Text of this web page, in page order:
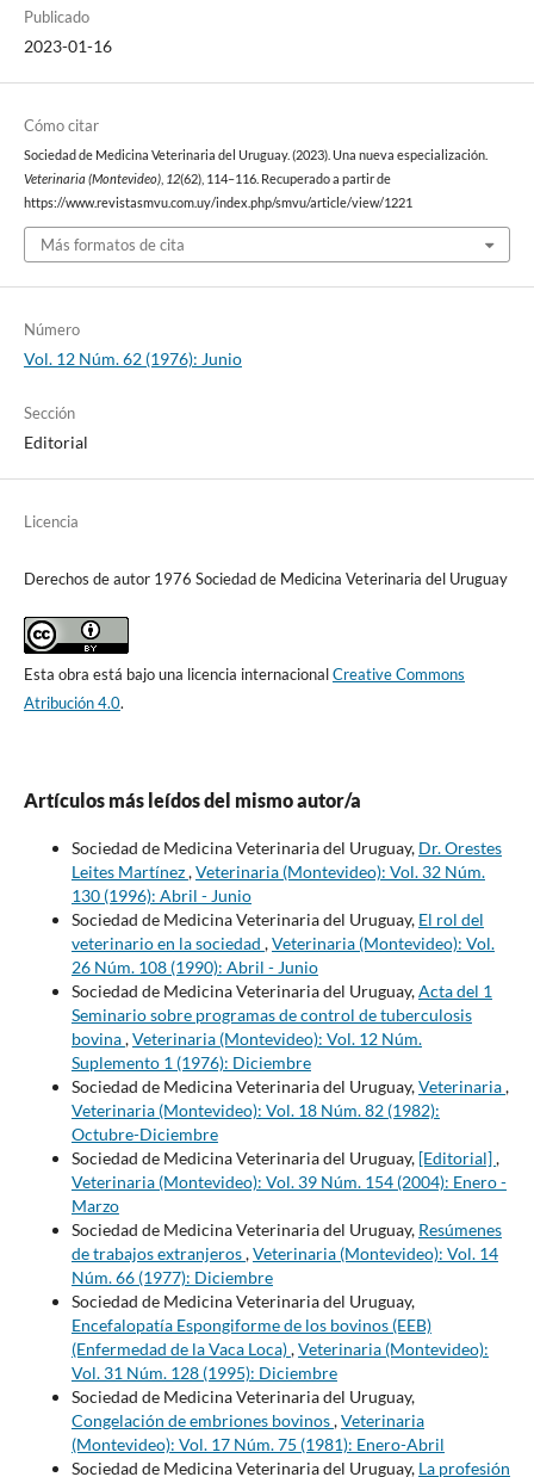
Publicado
2023-01-16
Cómo citar
Sociedad de Medicina Veterinaria del Uruguay. (2023). Una nueva especialización.
Veterinaria (Montevideo), 12(62), 114–116. Recuperado a partir de
https://www.revistasmvu.com.uy/index.php/smvu/article/view/1221
Más formatos de cita
Número
Vol. 12 Núm. 62 (1976): Junio
Sección
Editorial
Licencia
Derechos de autor 1976 Sociedad de Medicina Veterinaria del Uruguay
Esta obra está bajo una licencia internacionalCreative Commons
Atribución 4.0.
Artículos más leídos del mismo autor/a
Sociedad de Medicina Veterinaria del Uruguay, Dr. Orestes
Leites Martínez,Veterinaria (Montevideo): Vol. 32 Núm.
130 (1996): Abril - Junio
Sociedad de Medicina Veterinaria del Uruguay, El rol del
veterinario en la sociedad ,Veterinaria (Montevideo): Vol.
26 Núm. 108 (1990): Abril - Junio
Sociedad de Medicina Veterinaria del Uruguay,Acta del 1
Seminario sobre programas de control de tuberculosis
bovina,Veterinaria (Montevideo): Vol. 12 Núm.
Suplemento 1 (1976): Diciembre
Sociedad de Medicina Veterinaria del Uruguay,Veterinaria,
Veterinaria (Montevideo): Vol. 18 Núm. 82 (1982):
Octubre-Diciembre
Sociedad de Medicina Veterinaria del Uruguay, [Editorial],
Veterinaria (Montevideo): Vol. 39 Núm. 154 (2004): Enero -
Marzo
Sociedad de Medicina Veterinaria del Uruguay, Resúmenes
de trabajos extranjeros,Veterinaria (Montevideo): Vol. 14
Núm. 66 (1977): Diciembre
Sociedad de Medicina Veterinaria del Uruguay,
Encefalopatía Espongiforme de los bovinos (EEB)
(Enfermedad de la Vaca Loca),Veterinaria (Montevideo):
Vol. 31 Núm. 128 (1995): Diciembre
Sociedad de Medicina Veterinaria del Uruguay,
Congelación de embriones bovinos,Veterinaria
(Montevideo): Vol. 17 Núm. 75 (1981): Enero-Abril
Sociedad de Medicina Veterinaria del Uruguay, La profesión